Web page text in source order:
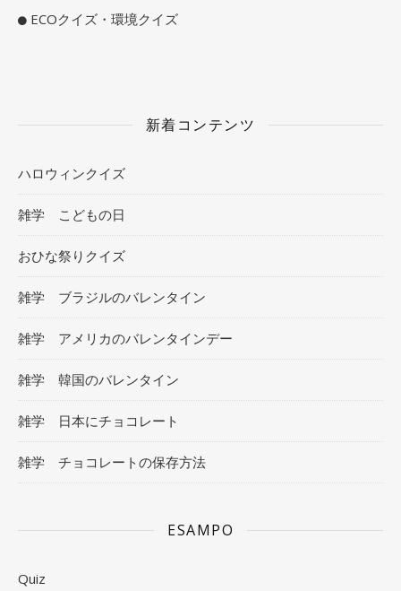
ECOクイズ・環境クイズ
新着コンテンツ
ハロウィンクイズ
雑学 こどもの日
おひな祭りクイズ
雑学 ブラジルのバレンタイン
雑学 アメリカのバレンタインデー
雑学 韓国のバレンタイン
雑学 日本にチョコレート
雑学 チョコレートの保存方法
ESAMPO
Quiz